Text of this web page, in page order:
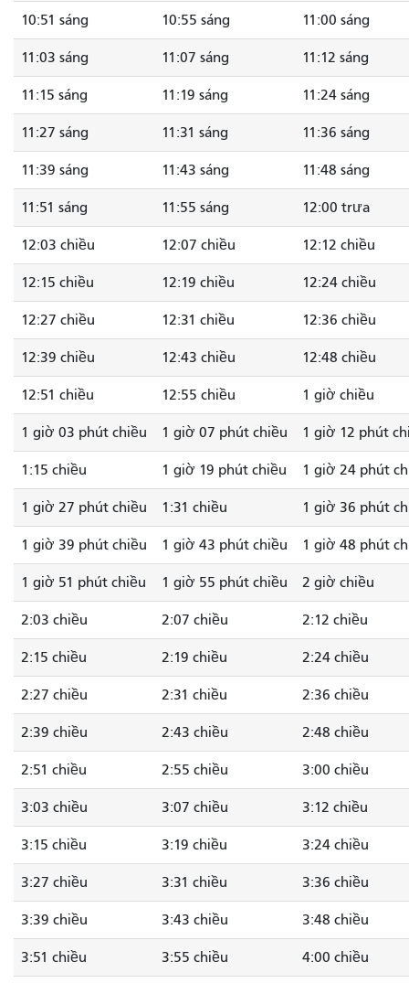
10:51 sáng 10:55 sáng 11:00 sáng
11:03 sáng 11:07 sáng 11:12 sáng
11:15 sáng 11:19 sáng 11:24 sáng
11:27 sáng 11:31 sáng 11:36 sáng
11:39 sáng 11:43 sáng 11:48 sáng
11:51 sáng 11:55 sáng 12:00 trưa
12:03 chiều 12:07 chiều 12:12 chiều
12:15 chiều 12:19 chiều 12:24 chiều
12:27 chiều 12:31 chiều 12:36 chiều
12:39 chiều 12:43 chiều 12:48 chiều
12:51 chiều 12:55 chiều 1 giờ chiều
1 giờ 03 phút chiều 1 giờ 07 phút chiều 1 giờ 12 phút
1:15 chiều 1 giờ 19 phút chiều 1 giờ 24 phút
1 giờ 27 phút chiều 1:31 chiều 1 giờ 36 phút
1 giờ 39 phút chiều 1 giờ 43 phút chiều 1 giờ 48 phút
1 giờ 51 phút chiều 1 giờ 55 phút chiều 2 giờ chiều
2:03 chiều 2:07 chiều 2:12 chiều
2:15 chiều 2:19 chiều 2:24 chiều
2:27 chiều 2:31 chiều 2:36 chiều
2:39 chiều 2:43 chiều 2:48 chiều
2:51 chiều 2:55 chiều 3:00 chiều
3:03 chiều 3:07 chiều 3:12 chiều
3:15 chiều 3:19 chiều 3:24 chiều
3:27 chiều 3:31 chiều 3:36 chiều
3:39 chiều 3:43 chiều 3:48 chiều
3:51 chiều 3:55 chiều 4:00 chiều